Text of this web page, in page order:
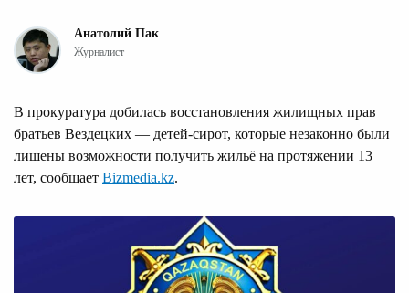
Анатолий Пак
Журналист
В прокуратура добилась восстановления жилищных прав
братьев Вездецких — детей-сирот, которые незаконно были
лишены возможности получить жильё на протяжении 13
лет, сообщает Bizmedia.kz.